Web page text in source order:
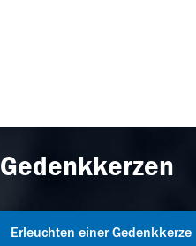
Gedenkkerzen
Erleuchten einer Gedenkkerze